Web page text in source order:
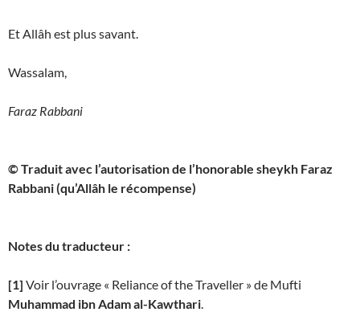
Et Allâh est plus savant.
Wassalam,
Faraz Rabbani
© Traduit avec l’autorisation de l’honorable sheykh Faraz
Rabbani (qu’Allâh le récompense)
Notes du traducteur :
[1] Voir l’ouvrage « Reliance of the Traveller » de Mufti
Muhammad ibn Adam al-Kawthari.